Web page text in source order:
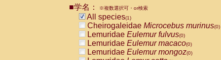
CebidaeCebus nigrivittatus
CebidaeCebus
CebidaeSaimiri boliviensis(0)
CebidaeSaimiri sciureus(0)
AtelidaeAlouatta caraya(0)
AtelidaeAlouatta fusca(0)
■学名： ※複数選択可・or検索
All species(1)
Cheirogaleidae Microcebus murinus(0)
Lemuridae Eulemur fulvus(0)
Lemuridae Eulemur macaco(0)
Lemuridae Eulemur mongoz(0)